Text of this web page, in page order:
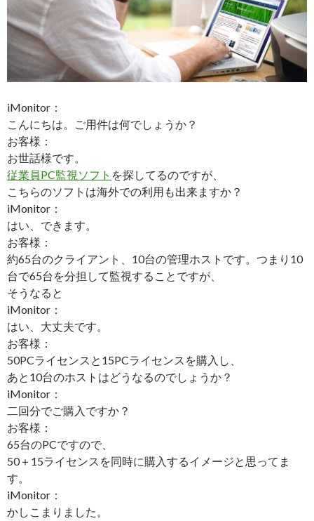
iMonitor：
こんにちは。ご用件は何でしょうか？
お客様：
お世話様です。
従業員PC監視ソフト を探してるのですが、
こちらのソフトは海外での利用も出来ますか？
iMonitor：
はい、できます。
お客様：
約65台のクライアント、10台の管理ホストです。つまり10
台で65台を分担して監視することですが、
そうなると
iMonitor：
はい、大丈夫です。
お客様：
50PCライセンスと15PCライセンスを購入し、
あと10台のホストはどうなるのでしょうか？
iMonitor：
二回分でご購入ですか？
お客様：
65台のPCですので、
50＋15ライセンスを同時に購入するイメージと思ってま
す。
iMonitor：
かしこまりました。